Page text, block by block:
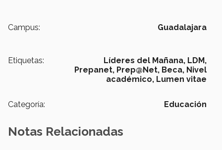
Campus: Guadalajara
Etiquetas: Líderes del Mañana, LDM,
Prepanet, Prep@Net, Beca, Nivel
académico, Lumen vitae
Categoría: Educación
Notas Relacionadas